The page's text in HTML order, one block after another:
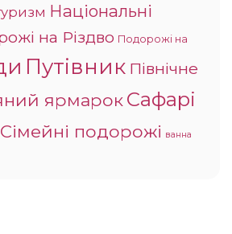
Національні
на Різдво Подорожі на
Путівник Північне
ярмарокСафарі
Сімейні подорожі ванна